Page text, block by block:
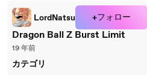
LordNatsu +フォロー
Dragon Ball Z Burst Limit
19 年前
カテゴリ